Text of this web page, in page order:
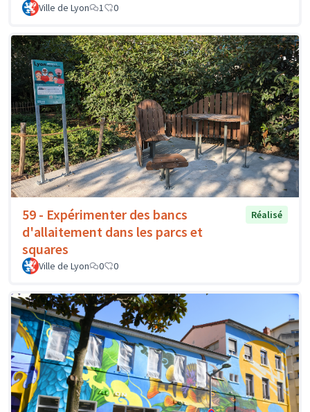
Ville de Lyon 1 0
59 - Expérimenter des bancs
d'allaitement dans les parcs et
squares
Réalisé
Ville de Lyon 0 0